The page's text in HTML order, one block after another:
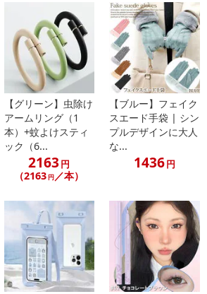
【グリーン】虫除け
アームリング（1
本）+蚊よけスティ
ック（6...
2163円
（2163 円／本）
【ブルー】フェイク
スエード手袋 | シン
プルデザインに大人
な...
1436円